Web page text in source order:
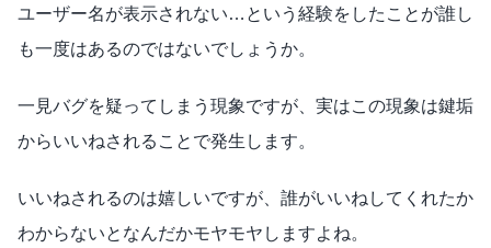
ユーザー名が表示されない…という経験をしたことが誰し
も一度はあるのではないでしょうか。
一見バグを疑ってしまう現象ですが、実はこの現象は鍵垢
からいいねされることで発生します。
いいねされるのは嬉しいですが、誰がいいねしてくれたか
わからないとなんだかモヤモヤしますよね。